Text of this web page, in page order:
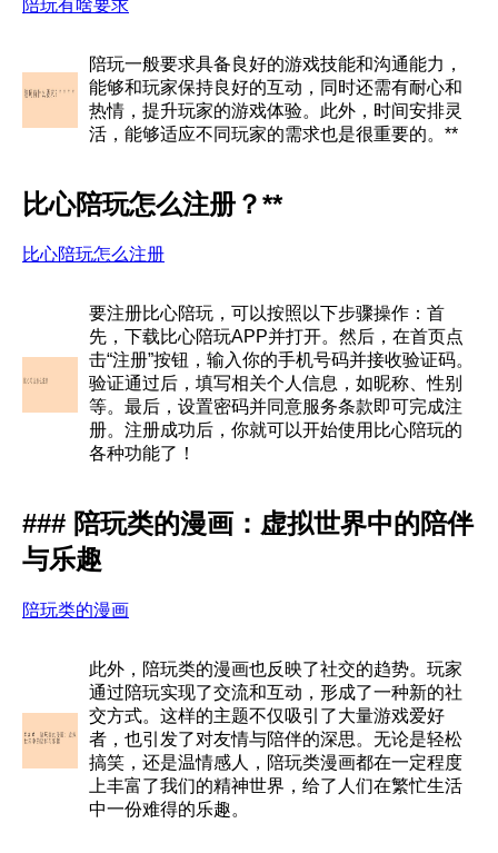
陪玩有啥要求
陪玩一般要求具备良好的游戏技能和沟通能力，
能够和玩家保持良好的互动，同时还需有耐心和
热情，提升玩家的游戏体验。此外，时间安排灵
活，能够适应不同玩家的需求也是很重要的。**
比心陪玩怎么注册？**
比心陪玩怎么注册
要注册比心陪玩，可以按照以下步骤操作：首
先，下载比心陪玩APP并打开。然后，在首页点
击“注册”按钮，输入你的手机号码并接收验证码。
验证通过后，填写相关个人信息，如昵称、性别
等。最后，设置密码并同意服务条款即可完成注
册。注册成功后，你就可以开始使用比心陪玩的
各种功能了！
### 陪玩类的漫画：虚拟世界中的陪伴
与乐趣
陪玩类的漫画
此外，陪玩类的漫画也反映了社交的趋势。玩家
通过陪玩实现了交流和互动，形成了一种新的社
交方式。这样的主题不仅吸引了大量游戏爱好
者，也引发了对友情与陪伴的深思。无论是轻松
搞笑，还是温情感人，陪玩类漫画都在一定程度
上丰富了我们的精神世界，给了人们在繁忙生活
中一份难得的乐趣。